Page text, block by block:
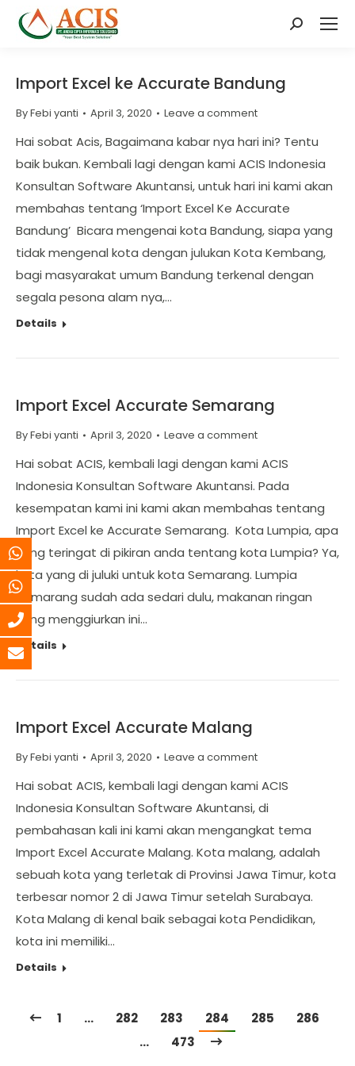
Search:
Import Excel ke Accurate Bandung
ByFebi yanti April 3, 2020 Leave a comment
Hai sobat Acis, Bagaimana kabar nya hari ini? Tentu
baik bukan. Kembali lagi dengan kami ACIS Indonesia
Konsultan Software Akuntansi, untuk hari ini kami akan
membahas tentang ‘Import Excel Ke Accurate
Bandung’ Bicara mengenai kota Bandung, siapa yang
tidak mengenal kota dengan julukan Kota Kembang,
bagi masyarakat umum Bandung terkenal dengan
segala pesona alam nya,…
Details
Import Excel Accurate Semarang
ByFebi yanti April 3, 2020 Leave a comment
Hai sobat ACIS, kembali lagi dengan kami ACIS
Indonesia Konsultan Software Akuntansi. Pada
kesempatan kami ini kami akan membahas tentang
Import Excel ke Accurate Semarang. Kota Lumpia, apa
yang teringat di pikiran anda tentang kota Lumpia? Ya,
kota yang di juluki untuk kota Semarang. Lumpia
Semarang sudah ada sedari dulu, makanan ringan
yang menggiurkan ini…
Details
Import Excel Accurate Malang
ByFebi yanti April 3, 2020 Leave a comment
Hai sobat ACIS, kembali lagi dengan kami ACIS
Indonesia Konsultan Software Akuntansi, di
pembahasan kali ini kami akan mengangkat tema
Import Excel Accurate Malang. Kota malang, adalah
sebuah kota yang terletak di Provinsi Jawa Timur, kota
terbesar nomor 2 di Jawa Timur setelah Surabaya.
Kota Malang di kenal baik sebagai kota Pendidikan,
kota ini memiliki…
Details
1 … 282 283 284 285
286
…
473